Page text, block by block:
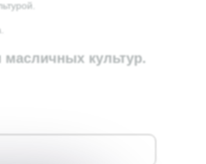
культур.